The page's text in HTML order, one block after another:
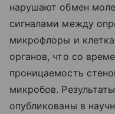
нарушают обмен
сигналами между
микрофлоры и
органов, что со
проницаемость
микробов.
опубликованы в